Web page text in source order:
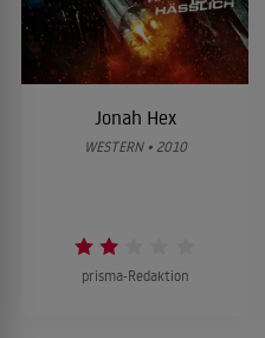
Jonah Hex
WESTERN • 2010
prisma-Redaktion